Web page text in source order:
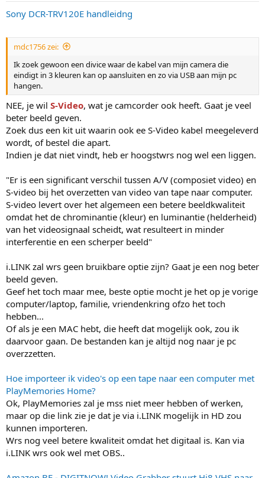
Sony DCR-TRV120E handleidng
mdc1756 zei:
Ik zoek gewoon een divice waar de kabel van mijn camera die
eindigt in 3 kleuren kan op aansluiten en zo via USB aan mijn pc
hangen.
NEE, je wil S-Video, wat je camcorder ook heeft. Gaat je veel
beter beeld geven.
Zoek dus een kit uit waarin ook ee S-Video kabel meegeleverd
wordt, of bestel die apart.
Indien je dat niet vindt, heb er hoogstwrs nog wel een liggen.
"Er is een significant verschil tussen A/V (composiet video) en
S-video bij het overzetten van video van tape naar computer.
S-video levert over het algemeen een betere beeldkwaliteit
omdat het de chrominantie (kleur) en luminantie (helderheid)
van het videosignaal scheidt, wat resulteert in minder
interferentie en een scherper beeld"
i.LINK zal wrs geen bruikbare optie zijn? Gaat je een nog beter
beeld geven.
Geef het toch maar mee, beste optie mocht je het op je vorige
computer/laptop, familie, vriendenkring ofzo het toch
hebben...
Of als je een MAC hebt, die heeft dat mogelijk ook, zou ik
daarvoor gaan. De bestanden kan je altijd nog naar je pc
overzzetten.
Hoe importeer ik video's op een tape naar een computer met
PlayMemories Home?
Ok, PlayMemories zal je mss niet meer hebben of werken,
maar op die link zie je dat je via i.LINK mogelijk in HD zou
kunnen importeren.
Wrs nog veel betere kwaliteit omdat het digitaal is. Kan via
i.LINK wrs ook wel met OBS..